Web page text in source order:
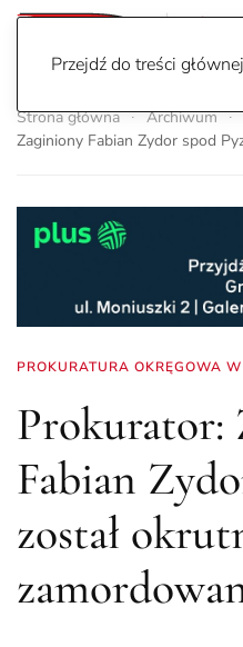
Przejdź do treści głównej
Strona główna Archiwum
Zaginiony Fabian Zydor spod
PROKURATURA OKRĘGOWA
Prokurator:
Fabian
został